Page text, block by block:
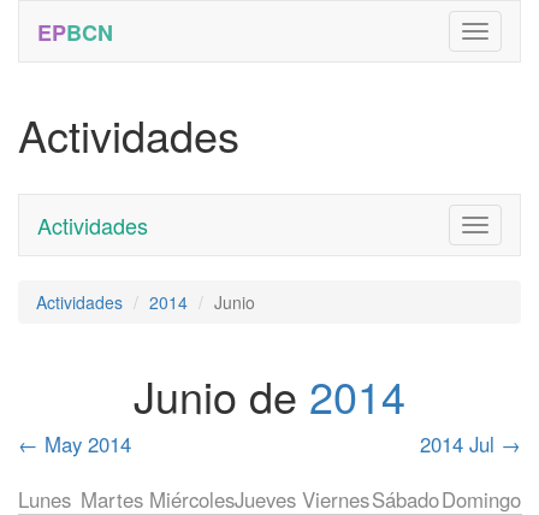
EPBCN
Actividades
Toggle
Actividades
Actividades 2014 Junio
Junio de 2014
← May 2014 2014 Jul →
Lunes Martes MiércolesJueves ViernesSábadoDomingo